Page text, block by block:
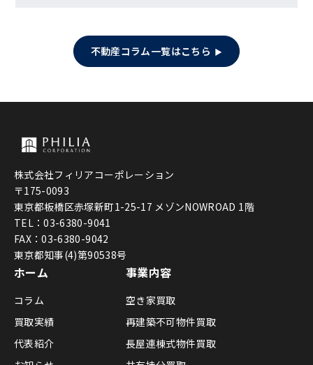
不動産コラム一覧はこちら
株式会社フィリアコーポレーション
〒175-0093
東京都板橋区赤塚新町1-25-17 メゾンNOWROAD 1階
TEL：03-6380-9041
FAX：03-6380-9042
東京都知事(4)第90538号
ホーム
コラム
買取実績
代表紹介
事業内容
空き家買取
再建築不可物件買取
長屋連棟式物件買取